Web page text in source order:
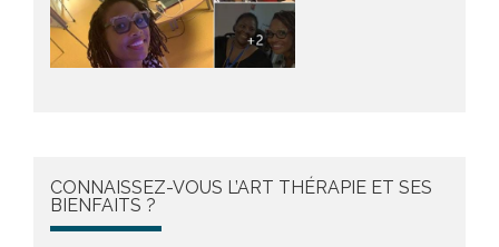
CONNAISSEZ-VOUS L’ART THÉRAPIE ET SES
BIENFAITS ?